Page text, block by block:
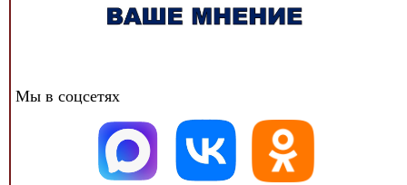
Мы в соцсетях